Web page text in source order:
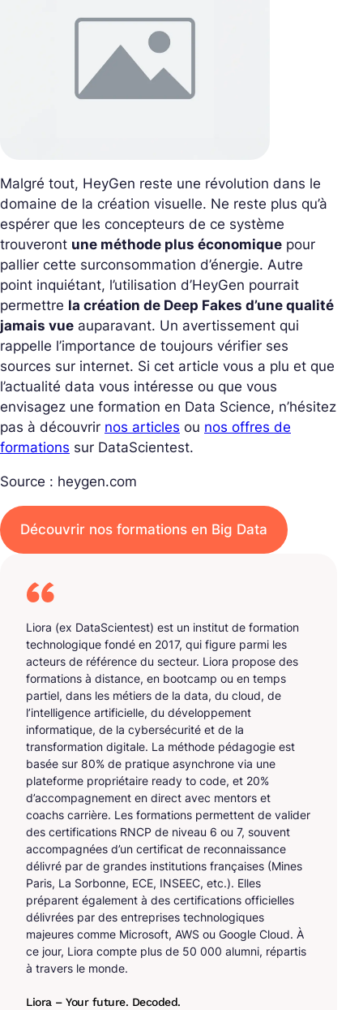
Malgré tout, HeyGen reste une révolution dans le
domaine de la création visuelle. Ne reste plus qu’à
espérer que les concepteurs de ce système
trouveront une méthode plus économique pour
pallier cette surconsommation d’énergie. Autre
point inquiétant, l’utilisation d’HeyGen pourrait
permettre la création de Deep Fakes d’une qualité
jamais vue auparavant. Un avertissement qui
rappelle l’importance de toujours vérifier ses
sources sur internet. Si cet article vous a plu et que
l’actualité data vous intéresse ou que vous
envisagez une formation en Data Science, n’hésitez
pas à découvrir nos articles ou nos offres de
formations sur DataScientest.
Source : heygen.com
Découvrir nos formations en Big Data
Liora (ex DataScientest) est un institut de formation
technologique fondé en 2017, qui figure parmi les
acteurs de référence du secteur. Liora propose des
formations à distance, en bootcamp ou en temps
partiel, dans les métiers de la data, du cloud, de
l’intelligence artificielle, du développement
informatique, de la cybersécurité et de la
transformation digitale. La méthode pédagogie est
basée sur 80% de pratique asynchrone via une
plateforme propriétaire ready to code, et 20%
d’accompagnement en direct avec mentors et
coachs carrière. Les formations permettent de valider
des certifications RNCP de niveau 6 ou 7, souvent
accompagnées d’un certificat de reconnaissance
délivré par de grandes institutions françaises (Mines
Paris, La Sorbonne, ECE, INSEEC, etc.). Elles
préparent également à des certifications officielles
délivrées par des entreprises technologiques
majeures comme Microsoft, AWS ou Google Cloud. À
ce jour, Liora compte plus de 50 000 alumni, répartis
à travers le monde.
Liora – Your future. Decoded.